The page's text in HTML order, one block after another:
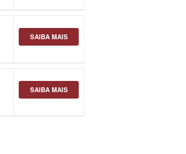
SAIBA MAIS
SAIBA MAIS